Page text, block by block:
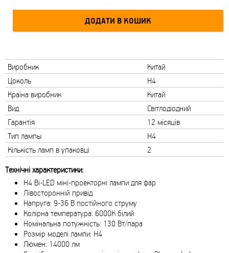
Виробник
Китай
Цоколь
H4
Країна виробник
Китай
Вид
Світлодіодний
Гарантія
12 місяців
Тип лампы
H4
Кількість ламп в упаковці
2
Технічні характеристики:
H4 Bi-LED міні-проекторні лампи для фар
Лівосторонній привід
Напруга: 9-36 В постійного струму
Колірна температура: 6000K білий
Номінальна потужність: 130 Вт/пара
Розмір моделі лампи: H4
Люмен: 14000 лм